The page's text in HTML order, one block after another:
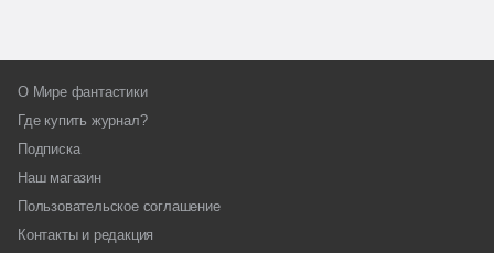
О Мире фантастики
Где купить журнал?
Подписка
Наш магазин
Пользовательское соглашение
Контакты и редакция